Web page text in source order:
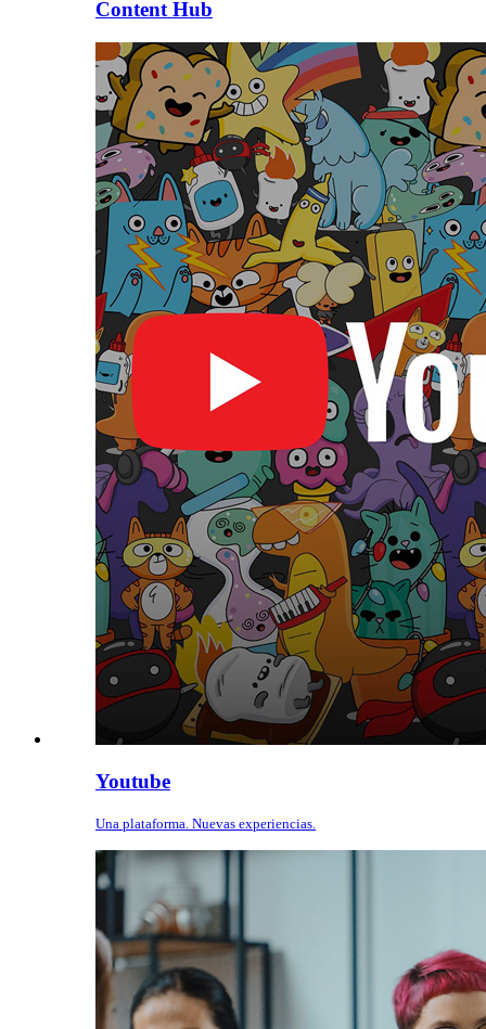
Content Hub
Youtube
Una plataforma. Nuevas experiencias.